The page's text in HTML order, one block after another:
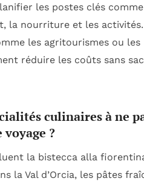
les postes clés
la nourriture et les
les agritourismes ou
réduire les coûts sans
culinaires à ne
?
la bistecca alla
la Val d’Orcia, les pâtes